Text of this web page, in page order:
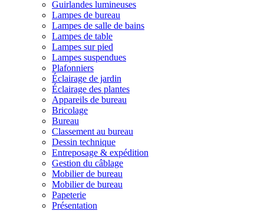
Guirlandes lumineuses
Lampes de bureau
Lampes de salle de bains
Lampes de table
Lampes sur pied
Lampes suspendues
Plafonniers
Éclairage de jardin
Éclairage des plantes
Appareils de bureau
Bricolage
Bureau
Classement au bureau
Dessin technique
Entreposage & expédition
Gestion du câblage
Mobilier de bureau
Mobilier de bureau
Papeterie
Présentation